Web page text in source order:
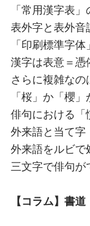
「常用漢字表
表外字と表外音
「印刷標準字
漢字は表意＝憑
さらに複雑なの
「桜」か「櫻
俳句における「
外来語と当て字
外来語をルビで
三文字で俳句が
【コラム】書